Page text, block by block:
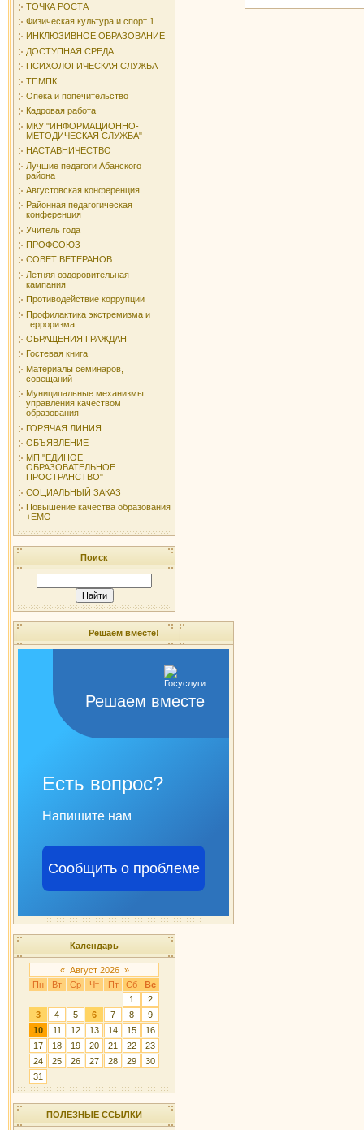
ТОЧКА РОСТА
Физическая культура и спорт 1
ИНКЛЮЗИВНОЕ ОБРАЗОВАНИЕ
ДОСТУПНАЯ СРЕДА
ПСИХОЛОГИЧЕСКАЯ СЛУЖБА
ТПМПК
Опека и попечительство
Кадровая работа
МКУ "ИНФОРМАЦИОННО-
МЕТОДИЧЕСКАЯ СЛУЖБА"
НАСТАВНИЧЕСТВО
Лучшие педагоги Абанского
района
Августовская конференция
Районная педагогическая
конференция
Учитель года
ПРОФСОЮЗ
СОВЕТ ВЕТЕРАНОВ
Летняя оздоровительная
кампания
Противодействие коррупции
Профилактика экстремизма и
терроризма
ОБРАЩЕНИЯ ГРАЖДАН
Гостевая книга
Материалы семинаров,
совещаний
Муниципальные механизмы
управления качеством
образования
ГОРЯЧАЯ ЛИНИЯ
ОБЪЯВЛЕНИЕ
МП "ЕДИНОЕ
ОБРАЗОВАТЕЛЬНОЕ
ПРОСТРАНСТВО"
СОЦИАЛЬНЫЙ ЗАКАЗ
Повышение качества образования
+ЕМО
Поиск
Решаем вместе!
Решаем вместе
Есть вопрос?
Напишите нам
Сообщить о проблеме
Календарь
« Август 2026 »
Пн
Вт Ср Чт Пт Сб
Вс
1
2
3
4 5 6 7 8
9
10
11 12 13 14 15
16
17
18 19 20 21 22
23
24
25 26 27 28 29
30
31
ПОЛЕЗНЫЕ ССЫЛКИ